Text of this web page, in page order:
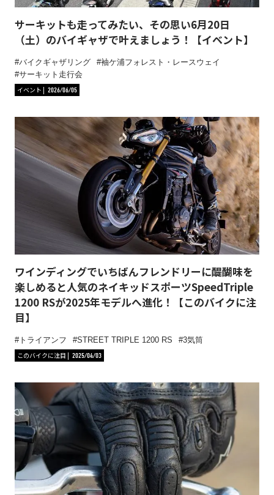
サーキットも走ってみたい、その思い6月20日
（土）のバイギャザで叶えましょう！【イベント】
バイクギャザリング
袖ケ浦フォレスト・レースウェイ
サーキット走行会
イベント
2026/06/05
ワインディングでいちばんフレンドリーに醍醐味を
楽しめると人気のネイキッドスポーツSpeedTriple
1200 RSが2025年モデルへ進化！【このバイクに注
目】
トライアンフ STREET TRIPLE 1200 RS
3気筒
このバイクに注目
2025/04/03